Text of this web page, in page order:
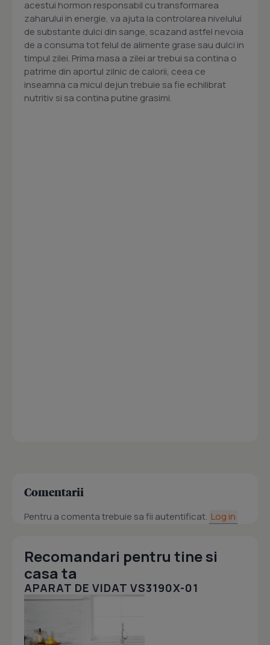
acestui hormon responsabil cu transformarea
zaharului in energie, va ajuta la controlarea nivelului
de substante dulci din sange, scazand astfel nevoia
de a consuma tot felul de alimente grase sau dulci in
timpul zilei. Prima masa a zilei ar trebui sa contina o
patrime din aportul zilnic de calorii, ceea ce
inseamna ca micul dejun trebuie sa fie echilibrat
nutritiv si sa contina putine grasimi.
Comentarii
Pentru a comenta trebuie sa fii autentificat. Log in
Recomandari pentru tine si
casa ta
APARAT DE VIDAT VS3190X-01